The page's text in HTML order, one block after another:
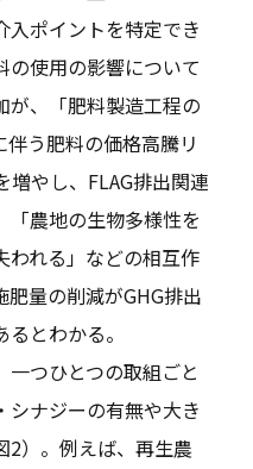
入ポイントを特定でき
の使用の影響について
が、「肥料製造工程の
う肥料の価格高騰リ
やし、FLAG排出関連
「農地の生物多様性を
われる」などの相互作
量の削減がGHG排出
とわかる。
一つひとつの取組ごと
シナジーの有無や大き
2）。例えば、再生農